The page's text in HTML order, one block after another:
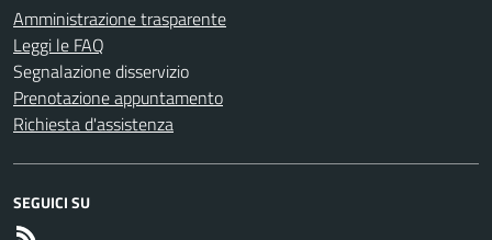
Amministrazione trasparente
Leggi le FAQ
Segnalazione disservizio
Prenotazione appuntamento
Richiesta d'assistenza
SEGUICI SU